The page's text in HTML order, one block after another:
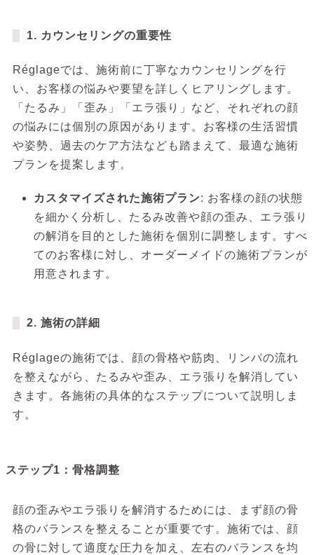
1. カウンセリングの重要性
Réglageでは、施術前に丁寧なカウンセリングを行
い、お客様の悩みや要望を詳しくヒアリングします。
「たるみ」「歪み」「エラ張り」など、それぞれの顔
の悩みには個別の原因があります。お客様の生活習慣
や姿勢、過去のケア方法なども踏まえて、最適な施術
プランを提案します。
カスタマイズされた施術プラン: お客様の顔の状態
を細かく分析し、たるみ改善や顔の歪み、エラ張り
の解消を目的とした施術を個別に調整します。すべ
てのお客様に対し、オーダーメイドの施術プランが
用意されます。
2. 施術の詳細
Réglageの施術では、顔の骨格や筋肉、リンパの流れ
を整えながら、たるみや歪み、エラ張りを解消してい
きます。各施術の具体的なステップについて説明しま
す。
ステップ1：骨格調整
顔の歪みやエラ張りを解消するためには、まず顔の骨
格のバランスを整えることが重要です。施術では、顔
の骨に対して適度な圧力を加え、左右のバランスを均